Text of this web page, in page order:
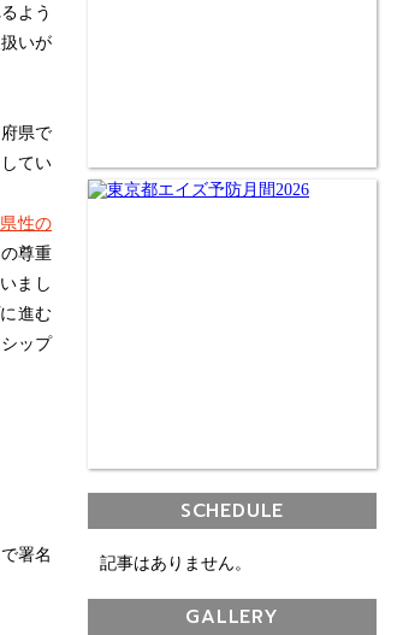
よう
いが
県で
てい
性の
尊重
まし
進む
ップ
署名
SCHEDULE
記事はありません。
GALLERY